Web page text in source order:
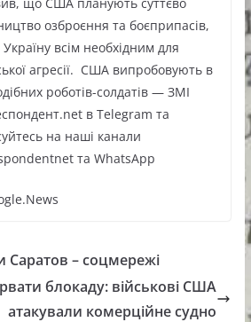
озброєння та боєприпасів,
всім необхідним для
агресії. США випробовують в
роботів-солдатів — ЗМІ
в Telegram та
на наші канали
та WhatsApp
Саратов – соцмережі
блокаду: військові США
атакували комерційне судно